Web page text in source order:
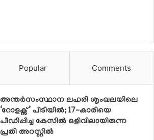
Popular Comments
അന്തർസംസ്ഥാന ലഹരി ശൃംഖലയിലെ
‘റോളക്സ്’ പിടിയിൽ; 17-കാരിയെ
പീഡിപ്പിച്ച കേസിൽ ഒളിവിലായിരുന്ന
പ്രതി അറസ്റ്റിൽ